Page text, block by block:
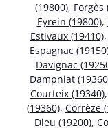
(19800), Forgès
Eyrein (19800),
Estivaux (19410),
Espagnac
Davignac
Dampniat
Courteix (19340),
(19360), Corrèze
Dieu (19200),